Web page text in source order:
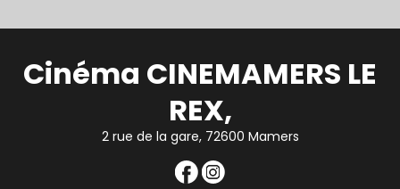
Cinéma CINEMAMERS LE
REX,
2 rue de la gare, 72600 Mamers